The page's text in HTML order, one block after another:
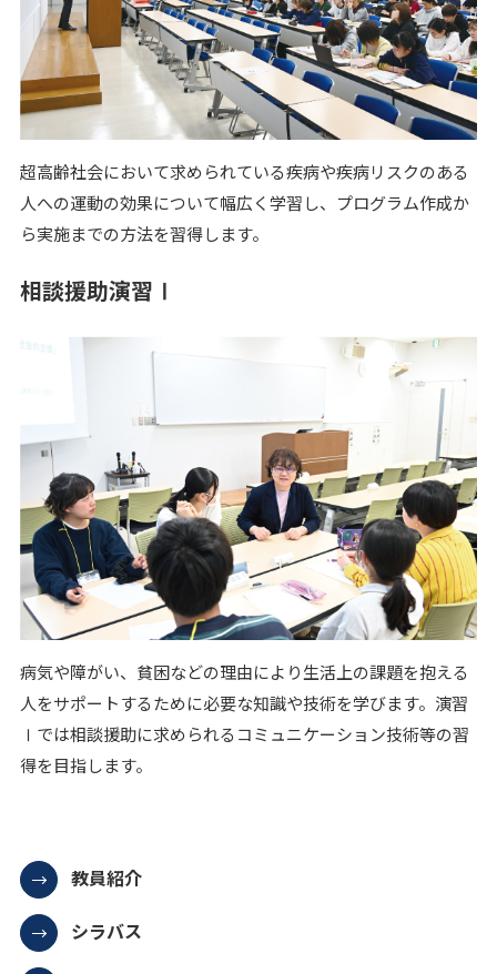
超高齢社会において求められている疾病や疾病リスクのある
人への運動の効果について幅広く学習し、プログラム作成か
ら実施までの方法を習得します。
相談援助演習Ⅰ
病気や障がい、貧困などの理由により生活上の課題を抱える
人をサポートするために必要な知識や技術を学びます。演習
Ⅰでは相談援助に求められるコミュニケーション技術等の習
得を目指します。
教員紹介
シラバス